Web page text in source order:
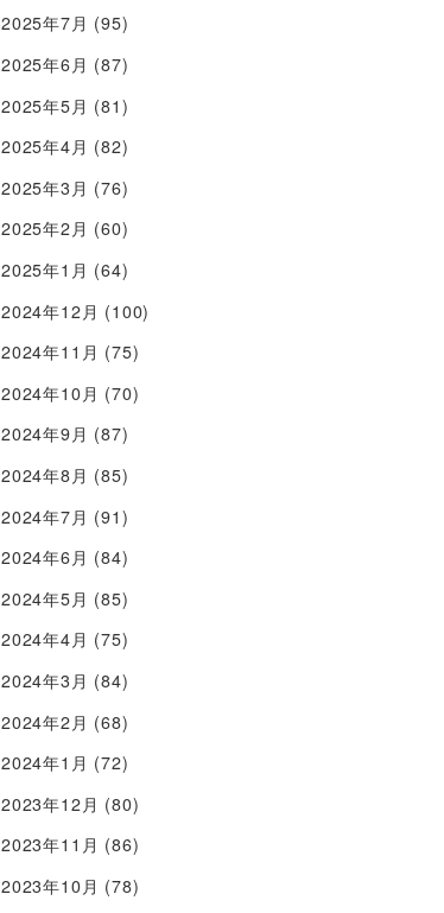
2025年7月 (95)
2025年6月 (87)
2025年5月 (81)
2025年4月 (82)
2025年3月 (76)
2025年2月 (60)
2025年1月 (64)
2024年12月 (100)
2024年11月 (75)
2024年10月 (70)
2024年9月 (87)
2024年8月 (85)
2024年7月 (91)
2024年6月 (84)
2024年5月 (85)
2024年4月 (75)
2024年3月 (84)
2024年2月 (68)
2024年1月 (72)
2023年12月 (80)
2023年11月 (86)
2023年10月 (78)